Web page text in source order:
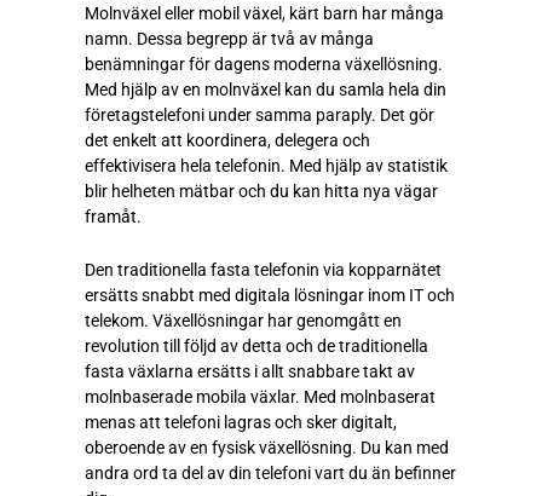
Molnväxel eller mobil växel, kärt barn har många
namn. Dessa begrepp är två av många
benämningar för dagens moderna växellösning.
Med hjälp av en molnväxel kan du samla hela din
företagstelefoni under samma paraply. Det gör
det enkelt att koordinera, delegera och
effektivisera hela telefonin. Med hjälp av statistik
blir helheten mätbar och du kan hitta nya vägar
framåt.
Den traditionella fasta telefonin via kopparnätet
ersätts snabbt med digitala lösningar inom IT och
telekom. Växellösningar har genomgått en
revolution till följd av detta och de traditionella
fasta växlarna ersätts i allt snabbare takt av
molnbaserade mobila växlar. Med molnbaserat
menas att telefoni lagras och sker digitalt,
oberoende av en fysisk växellösning. Du kan med
andra ord ta del av din telefoni vart du än befinner